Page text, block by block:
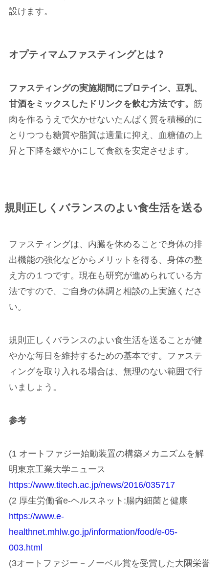
設けます。
オプティマムファスティングとは？
ファスティングの実施期間にプロテイン、豆乳、
甘酒をミックスしたドリンクを飲む方法です。 筋
肉を作るうえで欠かせないたんぱく質を積極的に
とりつつも糖質や脂質は適量に抑え、血糖値の上
昇と下降を緩やかにして食欲を安定させます。
規則正しくバランスのよい食生活を送る
ファスティングは、内臓を休めることで身体の排
出機能の強化などからメリットを得る、身体の整
え方の１つです。現在も研究が進められている方
法ですので、ご自身の体調と相談の上実施くださ
い。
規則正しくバランスのよい食生活を送ることが健
やかな毎日を維持するための基本です。ファステ
ィングを取り入れる場合は、無理のない範囲で行
いましょう。
参考
(1 オートファジー始動装置の構築メカニズムを解
明東京工業大学ニュース
https://www.titech.ac.jp/news/2016/035717
(2 厚生労働省e-ヘルスネット:腸内細菌と健康
https://www.e-
healthnet.mhlw.go.jp/information/food/e-05-
003.html
(3オートファジー－ノーベル賞を受賞した大隅栄誉